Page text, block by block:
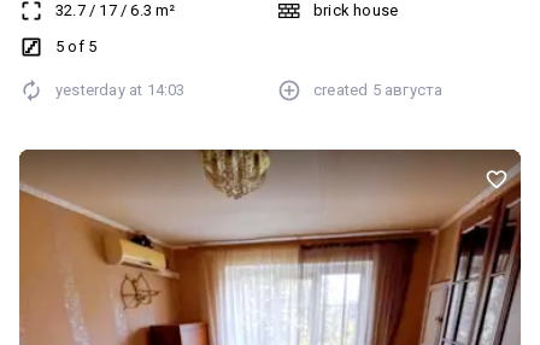
ключі на руках
32.7/ 17/6.3 m²
5 of 5
brick house
yesterday at 14:03 created 5 августа